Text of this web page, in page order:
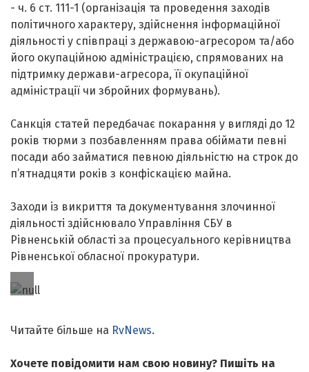
- ч. 6 ст. 111-1 (організація та проведення заходів
політичного характеру, здійснення інформаційної
діяльності у співпраці з державою-агресором та/або
його окупаційною адміністрацією, спрямованих на
підтримку держави-агресора, її окупаційної
адміністрації чи збройних формувань).
Санкція статей передбачає покарання у вигляді до 12
років тюрми з позбавленням права обіймати певні
посади або займатися певною діяльністю на строк до
п’ятнадцяти років з конфіскацією майна.
Заходи із викриття та документування злочинної
діяльності здійснювало Управління СБУ в
Рівненській області за процесуального керівництва
Рівненської обласної прокуратури.
Читайте більше на RvNews.
Хочете повідомити нам свою новину? Пишіть на